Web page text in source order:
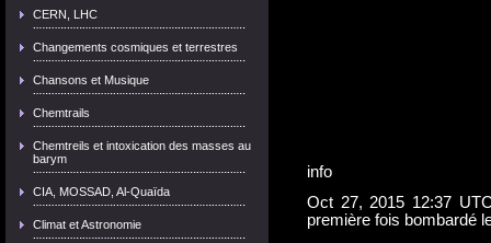
CERN, LHC
Changements cosmiques et terrestres
Chansons et Musique
Chemtrails
Chemtreils et intoxication des masses au
barym
CIA, MOSSAD, Al-Quaïda
Climat et Astronomie
info
Oct 27, 2015 12:37
première fois bombardé